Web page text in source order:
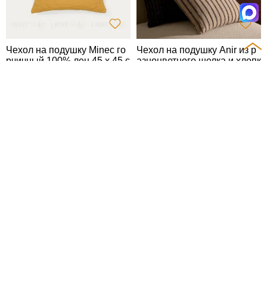
Чехол на подушку Minec го
рчичный 100% лен 45 x 45 с
Чехол на подушку Anir из р
азноцветного шелка и хлопк